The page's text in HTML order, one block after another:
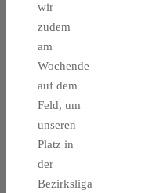
wir
zudem
am
Wochende
auf dem
Feld, um
unseren
Platz in
der
Bezirksliga